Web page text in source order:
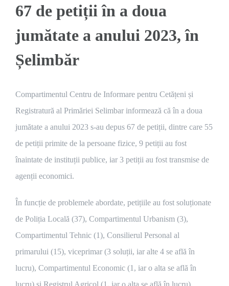
67 de petiții în a doua
jumătate a anului 2023, în
Șelimbăr
Compartimentul Centru de Informare pentru Cetățeni și
Registratură al Primăriei Selimbar informează că în a doua
jumătate a anului 2023 s-au depus 67 de petiții, dintre care 55
de petiții primite de la persoane fizice, 9 petiții au fost
înaintate de instituții publice, iar 3 petiții au fost transmise de
agenții economici.
În funcție de problemele abordate, petițiile au fost soluționate
de Poliția Locală (37), Compartimentul Urbanism (3),
Compartimentul Tehnic (1), Consilierul Personal al
primarului (15), viceprimar (3 soluții, iar alte 4 se află în
lucru), Compartimentul Economic (1, iar o alta se află în
lucru) și Registrul Agricol (1, iar o alta se află în lucru).